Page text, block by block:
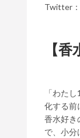
Twitter：
【
「わた
化する前
香水好き
で、小分